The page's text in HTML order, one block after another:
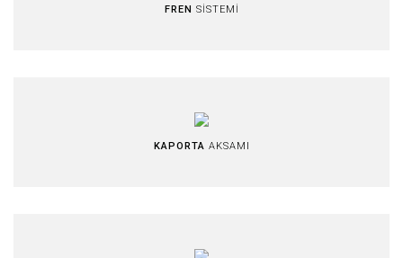
FREN SİSTEMİ
KAPORTA AKSAMI